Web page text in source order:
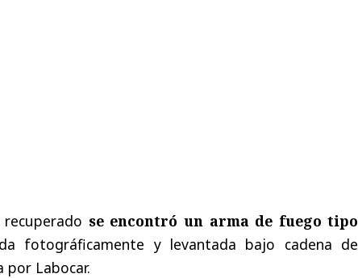
se encontró un arma de fuego tipo
fotográficamente y levantada bajo cadena de
por Labocar.